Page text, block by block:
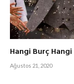
Hangi Burç
Ağustos 21, 2020